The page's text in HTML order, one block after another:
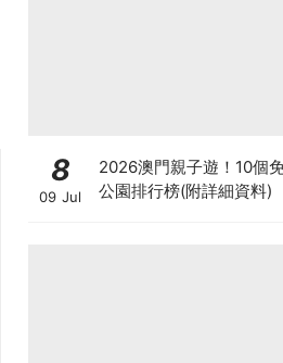
8
09 Jul
2026澳門親子遊！10個
公園排行榜(附詳細資料)